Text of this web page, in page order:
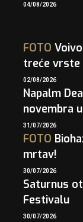
04/08/2026
FOTO
treće vrste
02/08/2026
Napalm
novembra
31/07/2026
FOTO
mrtav!
30/07/2026
Saturnus
Festivalu
30/07/2026